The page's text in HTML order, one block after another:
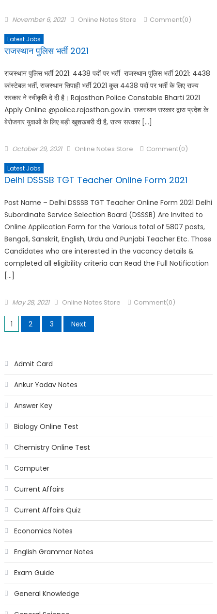
November 6, 2021 Online Notes Store Comment(0)
Latest Jobs
राजस्थान पुलिस भर्ती 2021
राजस्थान पुलिस भर्ती 2021: 4438 पदों पर भर्ती राजस्थान पुलिस भर्ती 2021: 4438
कांस्टेबल भर्ती, राजस्थान सिपाही भर्ती 2021 कुल 4438 पदों पर भर्ती के लिए राज्य
सरकार ने स्वीकृति दे दी है। Rajasthan Police Constable Bharti 2021
Apply Online @police.rajasthan.gov.in. राजस्थान सरकार द्वारा प्रदेश के
बेरोजगार युवाओं के लिए बड़ी खुशखबरी दी है, राज्य सरकार […]
October 29, 2021 Online Notes Store Comment(0)
Latest Jobs
Delhi DSSSB TGT Teacher Online Form 2021
Post Name – Delhi DSSSB TGT Teacher Online Form 2021 Delhi
Subordinate Service Selection Board (DSSSB) Are Invited to
Online Application Form for the Various total of 5807 posts,
Bengali, Sanskrit, English, Urdu and Punjabi Teacher Etc. Those
Candidates who are interested in the vacancy details &
completed all eligibility criteria can Read the Full Notification
[…]
May 28, 2021 Online Notes Store Comment(0)
1 2 3 Next
Admit Card
Ankur Yadav Notes
Answer Key
Biology Online Test
Chemistry Online Test
Computer
Current Affairs
Current Affairs Quiz
Economics Notes
English Grammar Notes
Exam Guide
General Knowledge